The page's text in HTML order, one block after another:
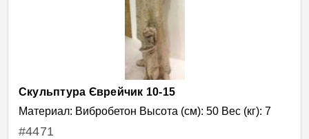
Скульптура Єврейчик 10-15
Материал: Вибробетон Высота (см): 50 Вес (кг): 7
#4471